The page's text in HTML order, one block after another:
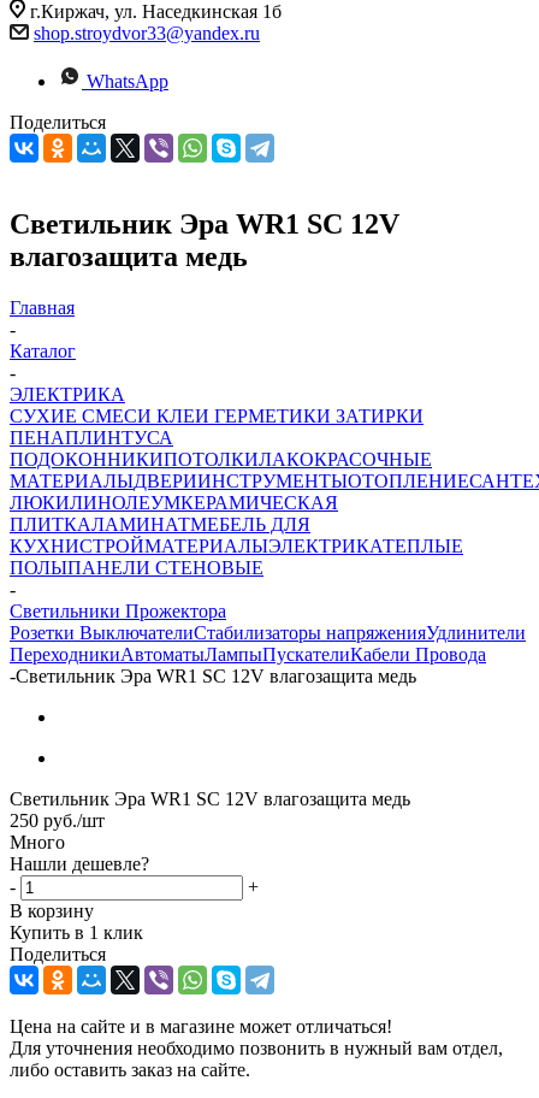
г.Киржач, ул. Наседкинская 1б
shop.stroydvor33@yandex.ru
WhatsApp
Поделиться
Светильник Эра WR1 SC 12V
влагозащита медь
Главная
-
Каталог
-
ЭЛЕКТРИКА
СУХИЕ СМЕСИ КЛЕИ ГЕРМЕТИКИ ЗАТИРКИ
ПЕНАПЛИНТУСА
ПОДОКОННИКИПОТОЛКИЛАКОКРАСОЧНЫЕ
МАТЕРИАЛЫДВЕРИИНСТРУМЕНТЫОТОПЛЕНИЕ
ЛЮКИЛИНОЛЕУМКЕРАМИЧЕСКАЯ
ПЛИТКАЛАМИНАТМЕБЕЛЬ ДЛЯ
КУХНИСТРОЙМАТЕРИАЛЫЭЛЕКТРИКАТЕПЛЫЕ
ПОЛЫПАНЕЛИ СТЕНОВЫЕ
-
Светильники Прожектора
Розетки ВыключателиСтабилизаторы напряженияУдлинители
ПереходникиАвтоматыЛампыПускателиКабели Провода
-Светильник Эра WR1 SC 12V влагозащита медь
Светильник Эра WR1 SC 12V влагозащита медь
250 руб./шт
Много
Нашли дешевле?
-
+
В корзину
Купить в 1 клик
Поделиться
Цена на сайте и в магазине может отличаться!
Для уточнения необходимо позвонить в нужный вам отдел,
либо оставить заказ на сайте.